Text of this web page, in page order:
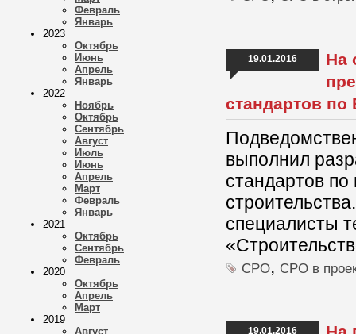
Февраль
Январь
2023
Октябрь
Июнь
Апрель
Январь
2022
Ноябрь
Октябрь
Сентябрь
Август
Июль
Июнь
Апрель
Март
Февраль
Январь
2021
Октябрь
Сентябрь
Февраль
2020
Октябрь
Апрель
Март
2019
Август
19.01.2016
На
стандартов по
выполнил
стандартов
специалисты
СРО, СРО в
19.01.2016